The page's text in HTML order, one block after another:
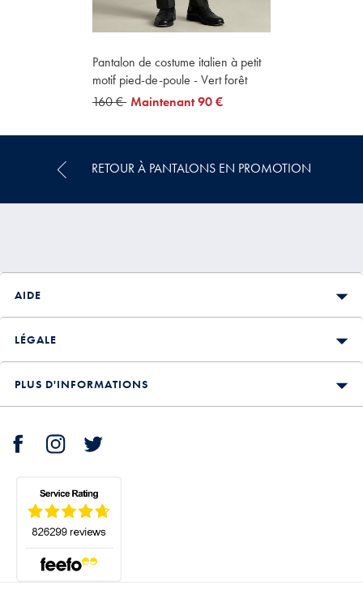
Pantalon de costume italien à petit
motif pied-de-poule - Vert forêt
was
€
160 € now
€
Maintenant90 €
RETOUR À PANTALONS EN PROMOTION
AIDE
LÉGALE
PLUS D'INFORMATIONS